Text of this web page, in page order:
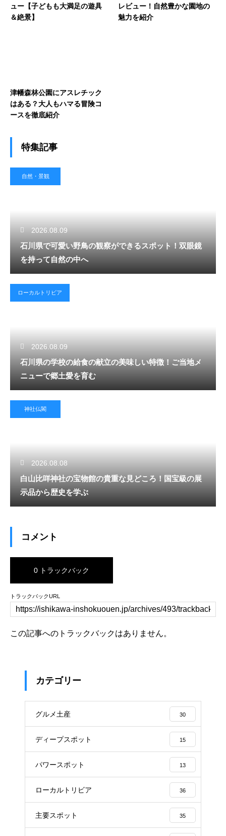
ュー【子どもも大満足の遊具
＆絶景】
レビュー！自然豊かな園地の
魅力を紹介
津幡森林公園にアスレチック
はある？大人もハマる冒険コ
ースを徹底紹介
特集記事
自然・景観
2026.08.09
石川県で可愛い野鳥の観察ができるスポット！双眼鏡
を持って自然の中へ
ローカルトリビア
2026.08.09
石川県の学校の給食の献立の美味しい特徴！ご当地メ
ニューで郷土愛を育む
神社仏閣
2026.08.08
白山比咩神社の宝物館の貴重な見どころ！国宝級の展
示品から歴史を学ぶ
コメント
0 トラックバック
トラックバックURL
この記事へのトラックバックはありません。
カテゴリー
グルメ土産 30
ディープスポット 15
パワースポット 13
ローカルトリビア 36
主要スポット 35